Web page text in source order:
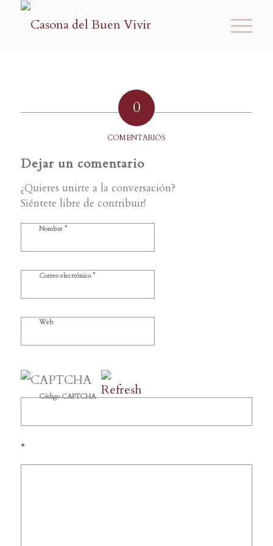
0
COMENTARIOS
Dejar un comentario
¿Quieres unirte a la conversación?
Siéntete libre de contribuir!
Nombre *
Correo electrónico*
Web
Código CAPTCHA
*